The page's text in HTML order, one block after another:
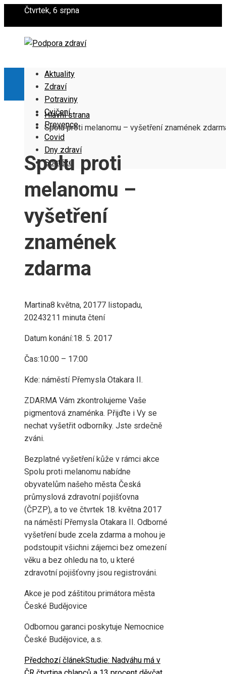
Čtvrtek, 6 srpna
Aktuality
Zdraví
Potraviny
Cvičení
Prevence
Covid
Dny zdraví
Soutěže
Hlavní strana
Spolu proti melanomu – vyšetření znamének
Spolu proti
melanomu –
vyšetření
znamének
zdarma
Martina8 května, 20177 listopadu,
2024321 1 minuta čtení
Datum konání:18. 5. 2017
Čas:10:00 – 17:00
Kde: náměstí Přemysla Otakara II.
ZDARMA Vám zkontrolujeme Vaše
pigmentová znaménka. Přijďte i Vy se
nechat vyšetřit odborníky. Jste srdečně
zváni.
Bezplatné vyšetření kůže v rámci akce
Spolu proti melanomu nabídne
obyvatelům našeho města Česká
průmyslová zdravotní pojišťovna
(ČPZP), a to ve čtvrtek 18. května 2017
na náměstí Přemysla Otakara II. Odborné
vyšetření bude zcela zdarma a mohou je
podstoupit všichni zájemci bez omezení
věku a bez ohledu na to, u které
zdravotní pojišťovny jsou registrováni.
Akce je pod záštitou primátora města
České Budějovice
Odbornou garanci poskytuje Nemocnice
České Budějovice, a.s.
Předchozí článekStudie: Nadváhu má v